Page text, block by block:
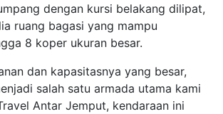
dengan kursi belakang dilipat,
ruang bagasi yang mampu
8 koper ukuran besar.
dan kapasitasnya yang besar,
salah satu armada utama kami
Antar Jemput, kendaraan ini